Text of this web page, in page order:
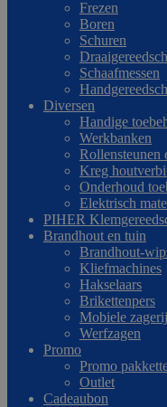
Frezen
Boren
Schuren
Schaafmessen
Diversen
Handige
Werkbanken
Rollensteunen
Kreg
Onderhoud
Elektrisch
PIHER
Brandhout en tuin
Brandhout-
Kliefmachines
Hakselaars
Brikettenpers
Mobiele zagerij
Werfzagen
Promo
Promo
Outlet
Cadeaubon